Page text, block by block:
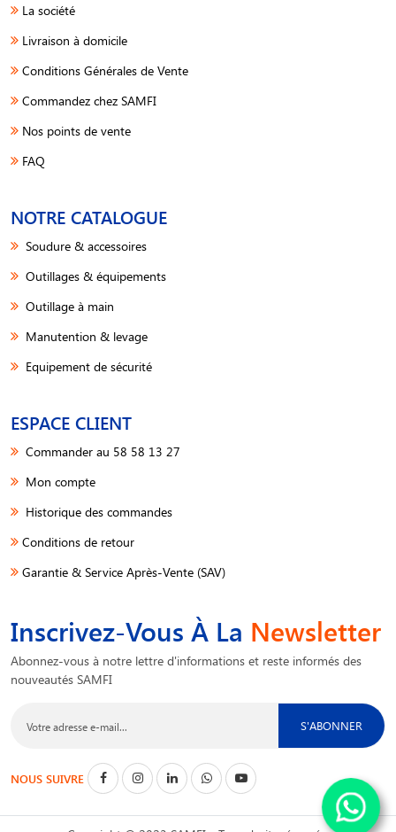
La société
Livraison à domicile
Conditions Générales de Vente
Commandez chez SAMFI
Nos points de vente
FAQ
NOTRE CATALOGUE
Soudure & accessoires
Outillages & équipements
Outillage à main
Manutention & levage
Equipement de sécurité
ESPACE CLIENT
Commander au 58 58 13 27
Mon compte
Historique des commandes
Conditions de retour
Garantie & Service Après-Vente (SAV)
Inscrivez-Vous À La Newsletter
Abonnez-vous à notre lettre d'informations et reste informés des
nouveautés SAMFI
S'ABONNER
NOUS SUIVRE